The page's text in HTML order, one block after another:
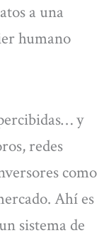
a una
humano
y
redes
como
Ahí es
sistema de